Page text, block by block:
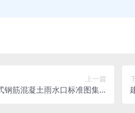
上一篇
钢筋混凝土雨水口标准图集.p